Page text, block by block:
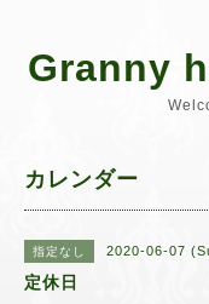
Granny
カレンダー
指定なし 2020-06-07
定休日